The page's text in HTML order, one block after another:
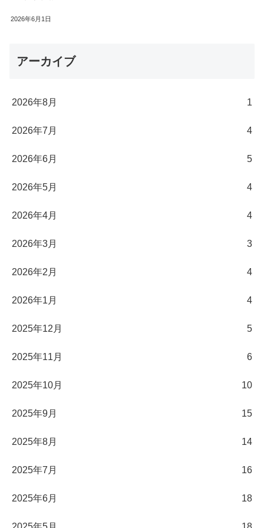
2026年6月1日
アーカイブ
2026年8月 1
2026年7月 4
2026年6月 5
2026年5月 4
2026年4月 4
2026年3月 3
2026年2月 4
2026年1月 4
2025年12月 5
2025年11月 6
2025年10月 10
2025年9月 15
2025年8月 14
2025年7月 16
2025年6月 18